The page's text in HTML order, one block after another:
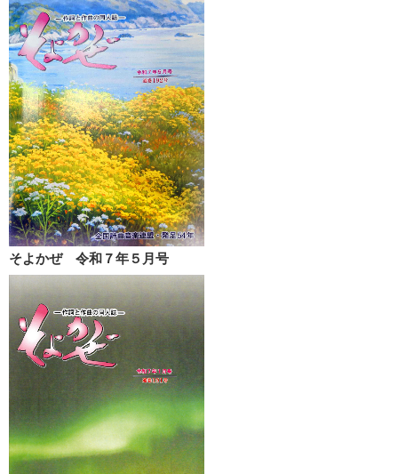
そよかぜ 令和７年５月号